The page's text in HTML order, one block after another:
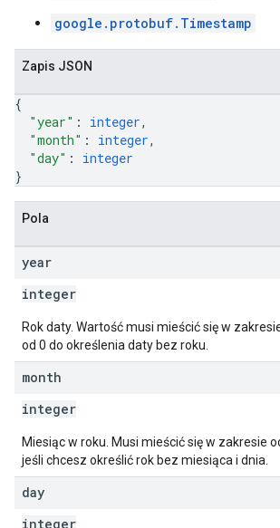
google.protobuf.Timestamp
Zapis JSON
{
"year" : integer,
"month" : integer,
"day" : integer
}
Pola
year
integer
Rok daty. Wartość musi mieścić się w
od 0 do określenia daty bez roku.
month
integer
Miesiąc w roku. Musi mieścić się w zakresie
jeśli chcesz określić rok bez miesiąca i dnia.
day
integer